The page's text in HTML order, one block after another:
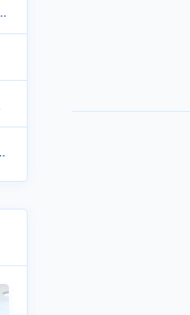
область
область